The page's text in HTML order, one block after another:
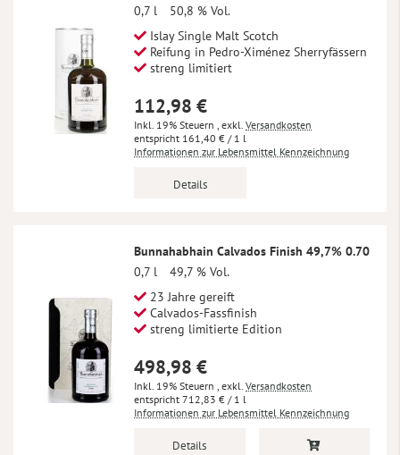
0,7 l
50,8 % Vol.
Islay Single Malt Scotch
Reifung in Pedro-Ximénez Sherryfässern
streng limitiert
112,98 €
Inkl. 19% Steuern , exkl. Versandkosten
161,40 € / 1 l
Informationen zur Lebensmittel Kennzeichnung
Details
Bunnahabhain Calvados Finish 49,7% 0.70
0,7 l
49,7 % Vol.
23 Jahre gereift
Calvados-Fassfinish
streng limitierte Edition
498,98 €
Inkl. 19% Steuern , exkl. Versandkosten
712,83 € / 1 l
Informationen zur Lebensmittel Kennzeichnung
Details